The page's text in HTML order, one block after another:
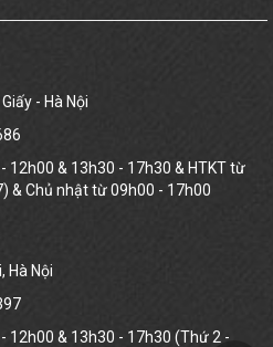
- Hà Nội
12h00 & 13h30 - 17h30 & HTKT từ
& Chủ nhật từ 09h00 - 17h00
Hà Nội
12h00 & 13h30 - 17h30 (Thứ 2 -